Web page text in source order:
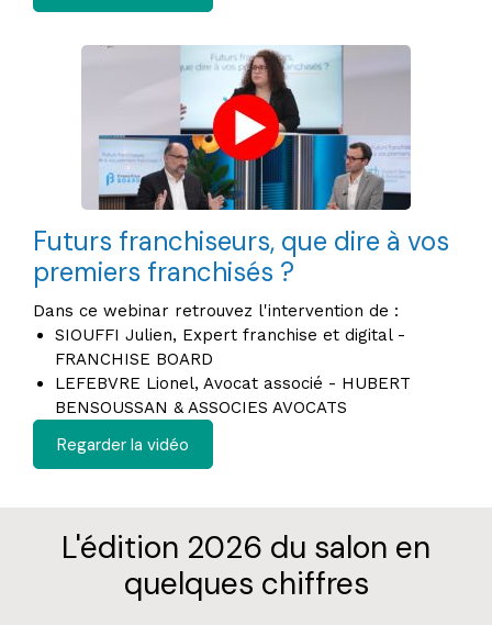
Futurs franchiseurs, que dire à vos
premiers franchisés ?
Dans ce webinar retrouvez l'intervention de :
SIOUFFI Julien, Expert franchise et digital -
FRANCHISE BOARD
LEFEBVRE Lionel, Avocat associé - HUBERT
BENSOUSSAN & ASSOCIES AVOCATS
Regarder la vidéo
L'édition 2026 du salon en
quelques chiffres